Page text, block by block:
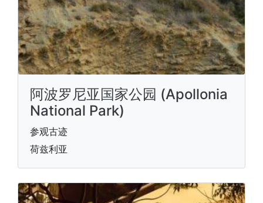
阿波罗尼亚国家公园 (Apollonia
National Park)
参观古迹
荷兹利亚